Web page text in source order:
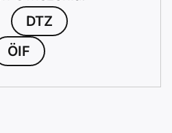
DTZ
ÖIF